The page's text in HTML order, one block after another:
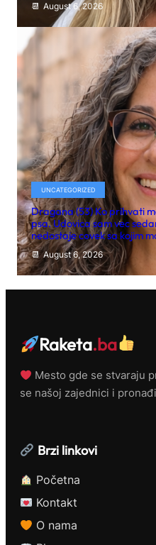
August 6, 2026
UNCATEGORIZED
Dragana (53) Ko prihvati
psa. Udovica sam vec
nedostaje covek sa kojim
August 6, 2026
Raketa.ba
Mesto gde se stvaraju
se našoj zajednici i
Brzi linkovi
Početna
Kontakt
O nama